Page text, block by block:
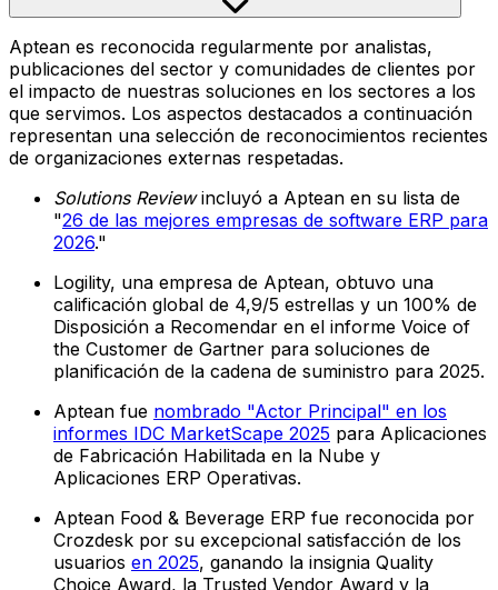
Aptean es reconocida regularmente por analistas,
publicaciones del sector y comunidades de clientes por
el impacto de nuestras soluciones en los sectores a los
que servimos. Los aspectos destacados a continuación
representan una selección de reconocimientos recientes
de organizaciones externas respetadas.
Solutions Reviewincluyó a Aptean en su lista de
"26 de las mejores empresas de software ERP para
2026."
Logility, una empresa de Aptean, obtuvo una
calificación global de 4,9/5 estrellas y un 100% de
Disposición a Recomendar en el informe Voice of
the Customer de Gartner para soluciones de
planificación de la cadena de suministro para 2025.
Aptean fue nombrado "Actor Principal" en los
informes IDC MarketScape 2025 para Aplicaciones
de Fabricación Habilitada en la Nube y
Aplicaciones ERP Operativas.
Aptean Food & Beverage ERP fue reconocida por
Crozdesk por su excepcional satisfacción de los
usuarios en 2025, ganando la insignia Quality
Choice Award, la Trusted Vendor Award y la